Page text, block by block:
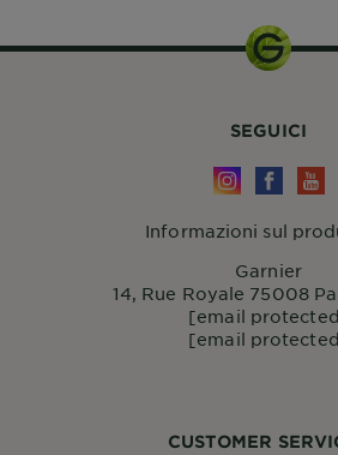
CUSTOMER
SEGUICI
Informazioni sul
Garnier
14, Rue Royale 75008
[email
[email